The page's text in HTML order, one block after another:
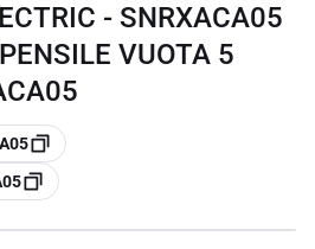
- SNRXACA05
VUOTA 5